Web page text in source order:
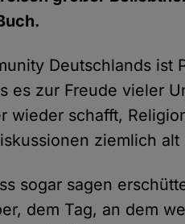
Deutschlands ist
es zur Freude vieler
wieder schafft,
ziemlich alt
sogar sagen
dem Tag, an dem